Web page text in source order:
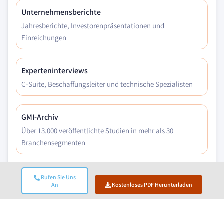
Rufen Sie Uns
An
Kostenloses PDF Herunterladen
Unternehmensberichte
Jahresberichte, Investorenpräsentationen und
Einreichungen
Experteninterviews
C-Suite, Beschaffungsleiter und technische Spezialisten
GMI-Archiv
Über 13.000 veröffentlichte Studien in mehr als 30
Branchensegmenten
Handelsdaten
Import-/Exportvolumina, HS-Codes und Zollunterlagen